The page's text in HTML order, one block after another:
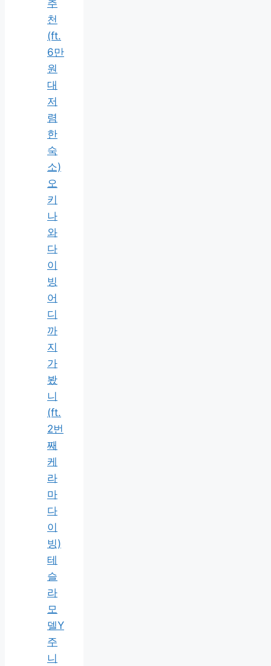
추
천
(ft.
6만
원
대
저
렴
한
숙
소)
오
키
나
와
다
이
빙
어
디
까
지
가
봤
니
(ft.
2번
째
케
라
마
다
이
빙)
테
슬
라
모
델Y
주
니